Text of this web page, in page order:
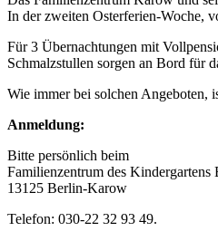
In der zweiten Osterferien-Woche,
Für 3 Übernachtungen mit
Schmalzstullen sorgen an Bord für
Wie immer bei solchen Angeboten,
Anmeldung:
Bitte persönlich beim
Familienzentrum des Kindergartens
13125 Berlin-Karow
Telefon: 030-22 32 93 49.